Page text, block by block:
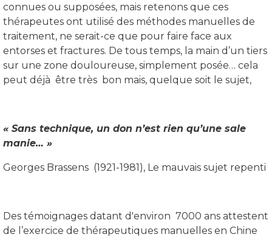
connues ou supposées, mais retenons que ces
thérapeutes ont utilisé des méthodes manuelles de
traitement, ne serait-ce que pour faire face aux
entorses et fractures. De tous temps, la main d’un tiers
sur une zone douloureuse, simplement posée… cela
peut déjà être très bon mais, quelque soit le sujet,
« Sans technique, un don n’est rien qu’une sale
manie… »
Georges Brassens (1921-1981), Le mauvais sujet repenti
Des témoignages datant d'environ 7000 ans attestent
de l’exercice de thérapeutiques manuelles en Chine